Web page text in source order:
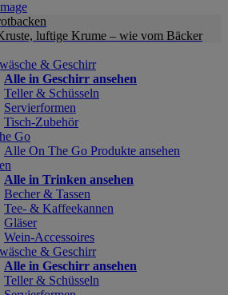
luftige Krume – wie vom Bäcker
& Geschirr
Alle in Geschirr ansehen
Teller & Schüsseln
Servierformen
Tisch-Zubehör
Go
Alle On The Go Produkte ansehen
Alle in Trinken ansehen
Becher & Tassen
Tee- & Kaffeekannen
Gläser
Wein-Accessoires
& Geschirr
Alle in Geschirr ansehen
Teller & Schüsseln